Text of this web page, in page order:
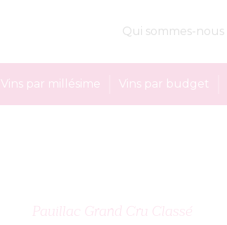
Qui sommes-nous
Vins par millésime Vins par budget
Pauillac Grand Cru Classé